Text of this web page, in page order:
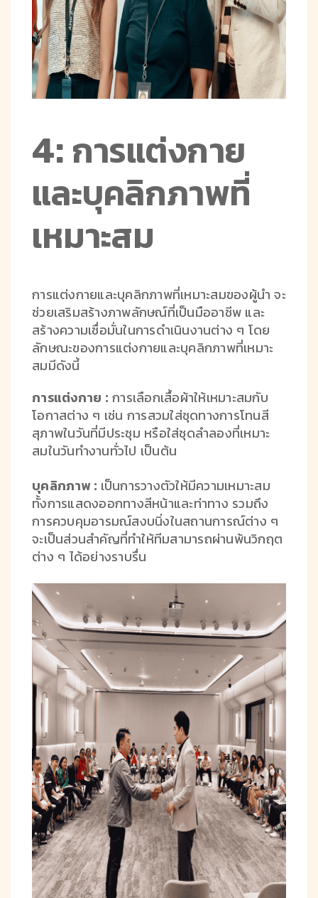
4: การแต่งกาย
และบุคลิกภาพที่
เหมาะสม
การแต่งกายและบุคลิกภาพที่เหมาะสมของผู้นำ จะ
ช่วยเสริมสร้างภาพลักษณ์ที่เป็นมืออาชีพ และ
สร้างความเชื่อมั่นในการดำเนินงานต่าง ๆ โดย
ลักษณะของการแต่งกายและบุคลิกภาพที่เหมาะ
สมมีดังนี้
การแต่งกาย : การเลือกเสื้อผ้าให้เหมาะสมกับ
โอกาสต่าง ๆ เช่น การสวมใส่ชุดทางการโทนสี
สุภาพในวันที่มีประชุม หรือใส่ชุดลำลองที่เหมาะ
สมในวันทำงานทั่วไป เป็นต้น
บุคลิกภาพ : เป็นการวางตัวให้มีความเหมาะสม
ทั้งการแสดงออกทางสีหน้าและท่าทาง รวมถึง
การควบคุมอารมณ์สงบนิ่งในสถานการณ์ต่าง ๆ
จะเป็นส่วนสำคัญที่ทำให้ทีมสามารถผ่านพ้นวิกฤต
ต่าง ๆ ได้อย่างราบรื่น